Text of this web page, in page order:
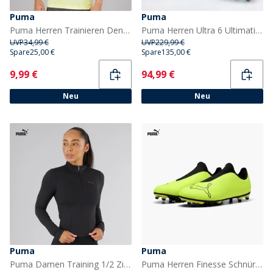
Puma
Puma Herren Trainieren Den Ganzen Tag Marmor Druck Trainings Oberteil Gold Moon
UVP34,99 €
Spare25,00 €
Current
9,99 €
Neu
Puma
Puma Herren Ultra 6 Ultimative Brillanz FG Fester Boden Fußballschuhe Puma White
UVP229,99 €
Spare135,00 €
Current
94,99 €
Neu
Puma
Puma Damen Training 1/2 Zip Puma Schwarz
Puma
Puma Herren Finesse Schnürlose FG Fester Boden Fußballschuhe Yellow Alert